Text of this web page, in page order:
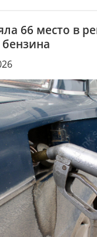
66 место в